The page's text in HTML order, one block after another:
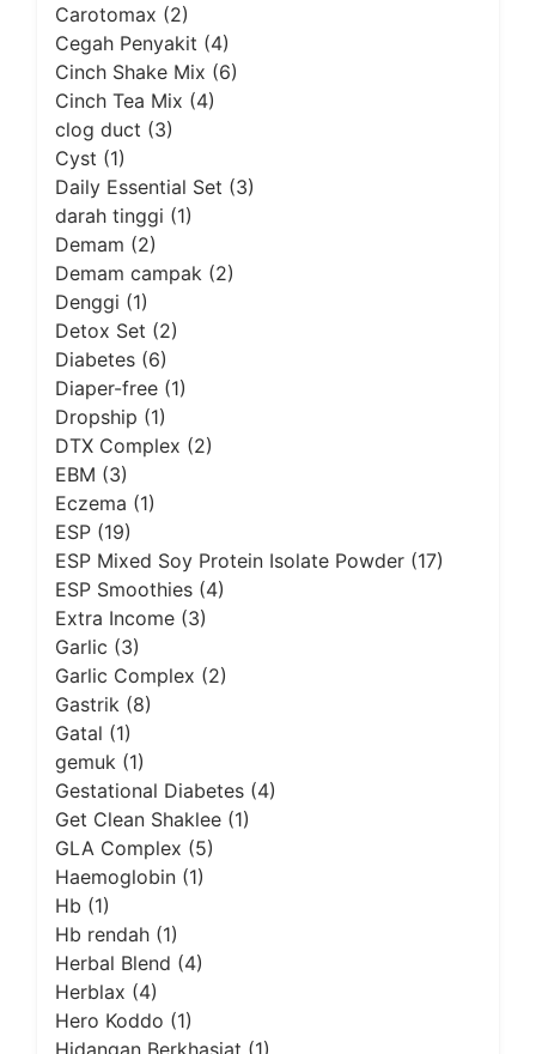
Carotomax (2)
Cegah Penyakit (4)
Cinch Shake Mix (6)
Cinch Tea Mix (4)
clog duct (3)
Cyst (1)
Daily Essential Set (3)
darah tinggi (1)
Demam (2)
Demam campak (2)
Denggi (1)
Detox Set (2)
Diabetes (6)
Diaper-free (1)
Dropship (1)
DTX Complex (2)
EBM (3)
Eczema (1)
ESP (19)
ESP Mixed Soy Protein Isolate Powder (17)
ESP Smoothies (4)
Extra Income (3)
Garlic (3)
Garlic Complex (2)
Gastrik (8)
Gatal (1)
gemuk (1)
Gestational Diabetes (4)
Get Clean Shaklee (1)
GLA Complex (5)
Haemoglobin (1)
Hb (1)
Hb rendah (1)
Herbal Blend (4)
Herblax (4)
Hero Koddo (1)
Hidangan Berkhasiat (1)